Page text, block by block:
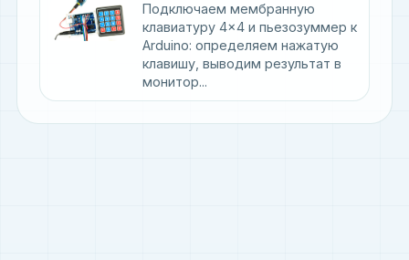
Подключаем мембранную
клавиатуру 4×4 и пьезозуммер к
Arduino: определяем нажатую
клавишу, выводим результат в
монитор...